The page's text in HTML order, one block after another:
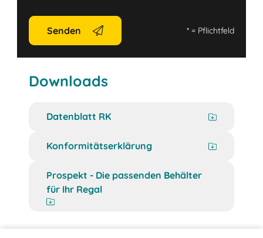
Senden *= Pflichtfeld
Downloads
Datenblatt RK
Konformitätserklärung
Prospekt - Die passenden Behälter
für Ihr Regal